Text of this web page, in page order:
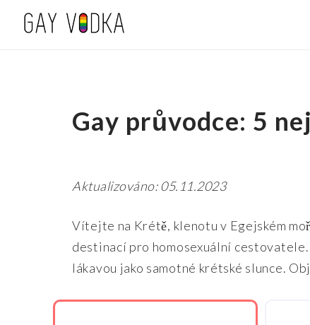
Gay průvodce: 5
Aktualizováno: 05.11.2023
Vítejte na Krétě, klenotu v Egejském
destinací pro homosexuální
lákavou jako samotné krétské slunce.